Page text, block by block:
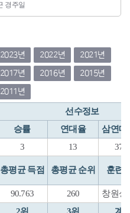
2023년 2022년
2021년
2017년 2016년
2015년
2011년
선수정보
승률 연대율
삼연대
3 13
37
총평균 득점 총평균 순위 훈련
90.763 260 창원상